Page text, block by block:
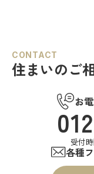
CONTACT
住まいのご
お
受付
各種